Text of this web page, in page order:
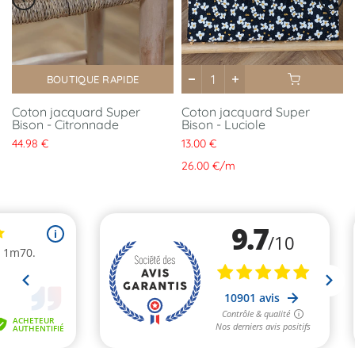
BOUTIQUE RAPIDE
Coton jacquard Super
Bison - Citronnade
44.98 €
Coton jacquard Super
Bison - Luciole
13.00 €
26.00 €/m